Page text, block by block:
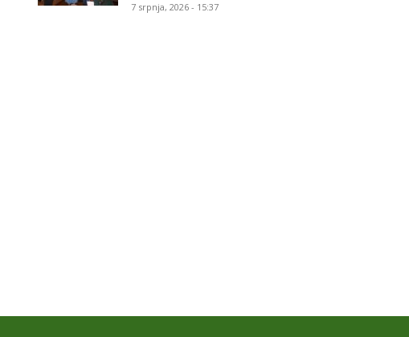
7 srpnja, 2026 - 15:37